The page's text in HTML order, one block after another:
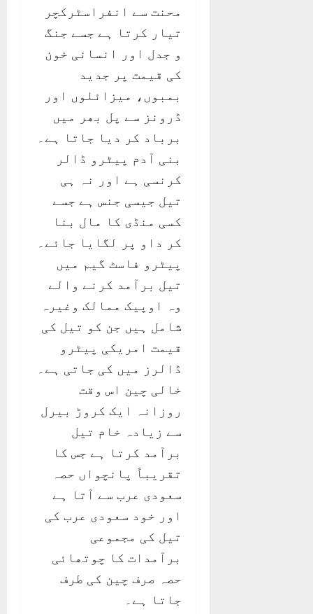
محنت سے انفراسٹرکچر
تیار کرتا ہے جسے جنگ
و جدل اور انسانی خون
کی قیمت پر جدید
بمبوں، میزائلوں اور
ڈرونز سے پل بھر میں
برباد کر دیا جاتا ہے۔
بنی آدم پیٹرو ڈالر
کرنسی ہے اور نہ ہی
تیل جیسی جنس ہے جسے
کسی منڈی کا مال بنا
کر داو پر لگایا جائے۔
پیٹرو فاسٹ گیم میں
تیل برآمد کرنے والے
وہ اوپیک ممالک وغیرہ
شامل ہیں جن کو تیل کی
قیمت امریکی پیٹرو
ڈالرز میں کی جاتی ہے۔
خالی چین اس وقت
روزانہ ایک کروڑ بیرل
سے زیادہ خام تیل
برآمد کرتا ہے جس کا
تقریباً پانچواں حصہ
سعودی عرب سے آتا ہے
اور خود سعودی عرب کی
تیل کی مجموعی
برآمدات کا چوتھائی
حصہ صرف چین کی طرف
جاتا ہے۔